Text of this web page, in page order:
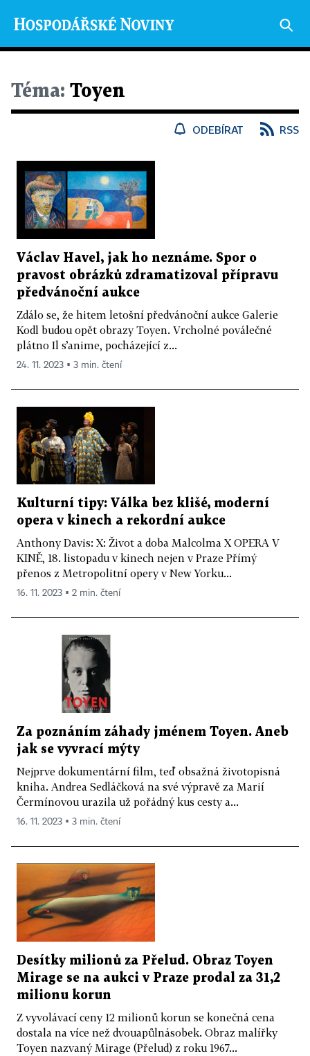
Téma: Toyen
ODEBÍRAT RSS
Václav Havel, jak ho neznáme. Spor o
pravost obrázků zdramatizoval přípravu
předvánoční aukce
Zdálo se, že hitem letošní předvánoční aukce Galerie
Kodl budou opět obrazy Toyen. Vrcholné poválečné
plátno Il s’anime, pocházející z...
24. 11. 2023 ▪ 3 min. čtení
Kulturní tipy: Válka bez klišé, moderní
opera v kinech a rekordní aukce
Anthony Davis: X: Život a doba Malcolma X OPERA V
KINĚ, 18. listopadu v kinech nejen v Praze Přímý
přenos z Metropolitní opery v New Yorku...
16. 11. 2023 ▪ 2 min. čtení
Za poznáním záhady jménem Toyen. Aneb
jak se vyvrací mýty
Nejprve dokumentární film, teď obsažná životopisná
kniha. Andrea Sedláčková na své výpravě za Marií
Čermínovou urazila už pořádný kus cesty a...
16. 11. 2023 ▪ 3 min. čtení
Desítky milionů za Přelud. Obraz Toyen
Mirage se na aukci v Praze prodal za 31,2
milionu korun
Z vyvolávací ceny 12 milionů korun se konečná cena
dostala na více než dvouapůlnásobek. Obraz malířky
Toyen nazvaný Mirage (Přelud) z roku 1967...